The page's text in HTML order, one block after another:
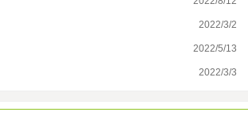
2022/3/2
2022/5/13
2022/3/3